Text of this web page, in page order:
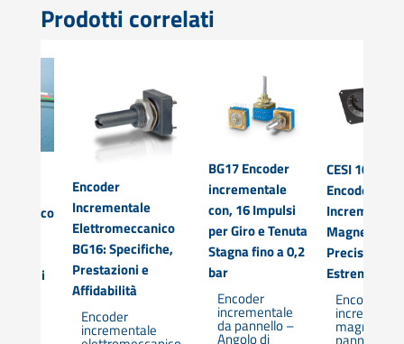
Prodotti correlati
Encoder
Incrementale
Elettromeccanico
BG16: Specifiche,
Prestazioni e
Affidabilità
Encoder
incrementale
BG17 Encoder
incrementale
con, 16 Impulsi
per Giro e Tenuta
Stagna fino a 0,2
bar
Encoder
incrementale
da pannello –
Angolo di
CESI 100 –
Encoder
Incrementale
Magnetico
Precisione
Estrema
Encoder
magnetico